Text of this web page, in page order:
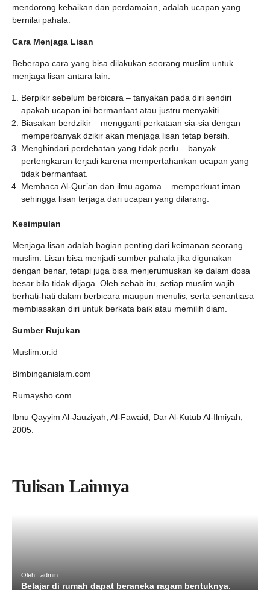
mendorong kebaikan dan perdamaian, adalah ucapan yang
bernilai pahala.
Cara Menjaga Lisan
Beberapa cara yang bisa dilakukan seorang muslim untuk
menjaga lisan antara lain:
Berpikir sebelum berbicara – tanyakan pada diri sendiri
apakah ucapan ini bermanfaat atau justru menyakiti.
Biasakan berdzikir – mengganti perkataan sia-sia dengan
memperbanyak dzikir akan menjaga lisan tetap bersih.
Menghindari perdebatan yang tidak perlu – banyak
pertengkaran terjadi karena mempertahankan ucapan yang
tidak bermanfaat.
Membaca Al-Qur’an dan ilmu agama – memperkuat iman
sehingga lisan terjaga dari ucapan yang dilarang.
Kesimpulan
Menjaga lisan adalah bagian penting dari keimanan seorang
muslim. Lisan bisa menjadi sumber pahala jika digunakan
dengan benar, tetapi juga bisa menjerumuskan ke dalam dosa
besar bila tidak dijaga. Oleh sebab itu, setiap muslim wajib
berhati-hati dalam berbicara maupun menulis, serta senantiasa
membiasakan diri untuk berkata baik atau memilih diam.
Sumber Rujukan
Muslim.or.id
Bimbinganislam.com
Rumaysho.com
Ibnu Qayyim Al-Jauziyah, Al-Fawaid, Dar Al-Kutub Al-Ilmiyah,
2005.
Tulisan Lainnya
Oleh : admin
Belajar di rumah dapat beraneka ragam bentuknya.